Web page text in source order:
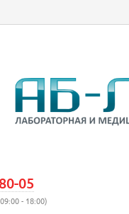
05
- 18:00)